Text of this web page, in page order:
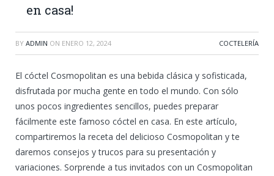
en casa!
BY ADMIN ON ENERO 12, 2024 COCTELERÍA
El cóctel Cosmopolitan es una bebida clásica y sofisticada,
disfrutada por mucha gente en todo el mundo. Con sólo
unos pocos ingredientes sencillos, puedes preparar
fácilmente este famoso cóctel en casa. En este artículo,
compartiremos la receta del delicioso Cosmopolitan y te
daremos consejos y trucos para su presentación y
variaciones. Sorprende a tus invitados con un Cosmopolitan